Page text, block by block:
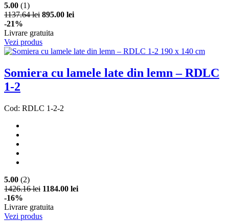
5.00 (1)
1137.64 lei 895.00 lei
-21%
Livrare gratuita
Vezi produs
Somiera cu lamele late din lemn – RDLC
1-2
Cod: RDLC 1-2-2
5.00 (2)
1426.16 lei 1184.00 lei
-16%
Livrare gratuita
Vezi produs